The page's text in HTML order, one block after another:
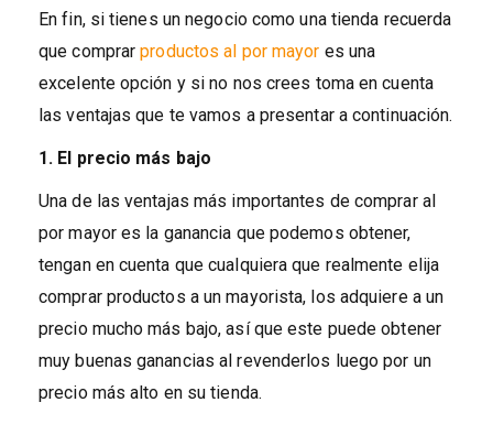
En fin, si tienes un negocio como una tienda recuerda
que comprarproductos al por mayor es una
excelente opción y si no nos crees toma en cuenta
las ventajas que te vamos a presentar a continuación.
1. El precio más bajo
Una de las ventajas más importantes de comprar al
por mayor es la ganancia que podemos obtener,
tengan en cuenta que cualquiera que realmente elija
comprar productos a un mayorista, los adquiere a un
precio mucho más bajo, así que este puede obtener
muy buenas ganancias al revenderlos luego por un
precio más alto en su tienda.